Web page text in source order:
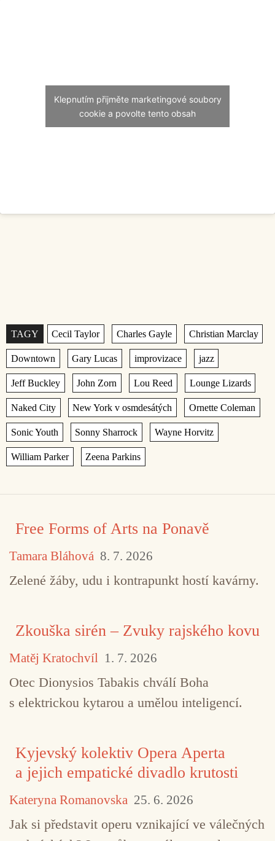
Klepnutím přijměte marketingové soubory
cookie a povolte tento obsah
Štítky
Free Forms of Arts na Ponavě
Tamara Bláhová 8. 7. 2026
Zelené žáby, udu i kontrapunkt hostí kavárny.
Zkouška sirén – Zvuky rajského kovu
Matěj Kratochvíl 1. 7. 2026
Otec Dionysios Tabakis chválí Boha
s elektrickou kytarou a umělou inteligencí.
Kyjevský kolektiv Opera Aperta
a jejich empatické divadlo krutosti
Kateryna Romanovska 25. 6. 2026
Jak si představit operu vznikající ve válečných